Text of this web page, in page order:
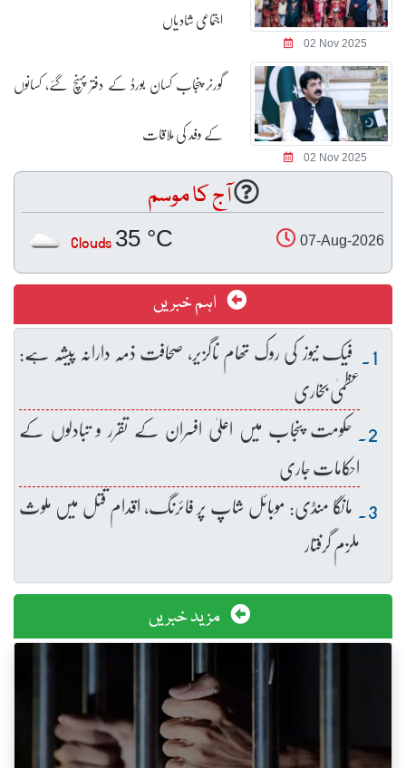
02 Nov 2025
اجتماعی شادیاں
02 Nov 2025
گورنر پنجاب کسان بورڈ کے دفتر پہنچ گئے، کسانوں
کے وفد کی ملاقات
آج کا موسم
07-Aug-2026
35 °C
Clouds
اہم خبریں
فیک نیوز کی روک تھام ناگزیر، صحافت ذمہ دارانہ پیشہ ہے:
عظمیٰ بخاری
حکومت پنجاب میں اعلیٰ افسران کے تقرر و تبادلوں کے
احکامات جاری
مانگا منڈی: موبائل شاپ پر فائرنگ، اقدام قتل میں ملوث
ملزم گرفتار
مزید خبریں